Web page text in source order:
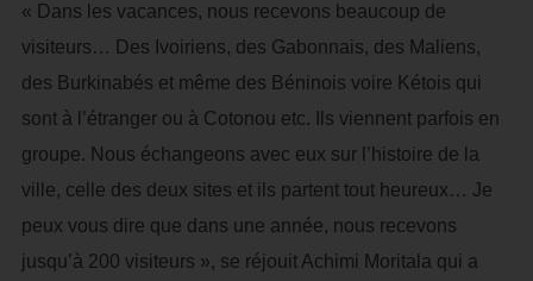
« Dans les vacances, nous recevons beaucoup de
visiteurs… Des Ivoiriens, des Gabonnais, des Maliens,
des Burkinabés et même des Béninois voire Kétois qui
sont à l’étranger ou à Cotonou etc. Ils viennent parfois en
groupe. Nous échangeons avec eux sur l’histoire de la
ville, celle des deux sites et ils partent tout heureux… Je
peux vous dire que dans une année, nous recevons
jusqu’à 200 visiteurs », se réjouit Achimi Moritala qui a